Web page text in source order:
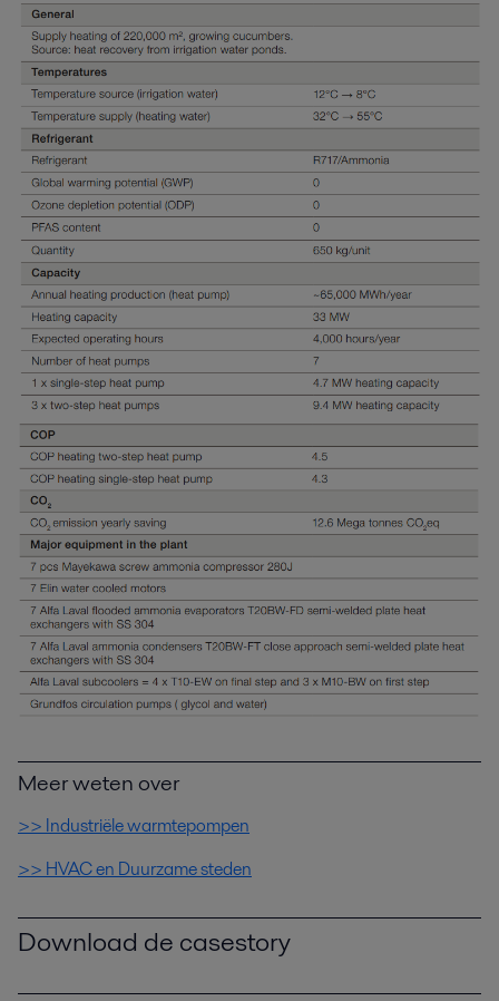
Meer weten over
>> Industriële warmtepompen
>> HVAC en Duurzame steden
Download de casestory